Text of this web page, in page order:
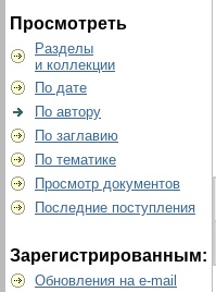
Просмотреть
Разделы
и коллекции
По дате
По автору
По заглавию
По тематике
Просмотр документов
Последние поступления
Зарегистрированным:
Обновления на e-mail